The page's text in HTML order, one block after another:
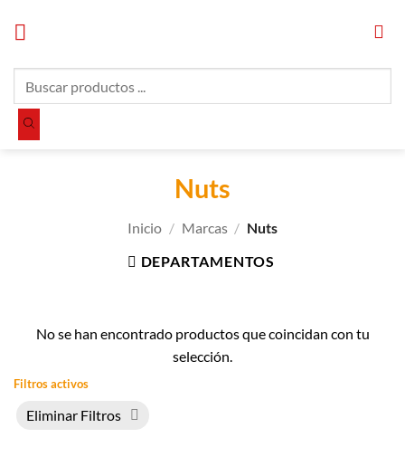
productos
Nuts
Inicio / Marcas / Nuts
DEPARTAMENTOS
No se han encontrado productos que coincidan con tu
selección.
Filtros activos
Eliminar Filtros